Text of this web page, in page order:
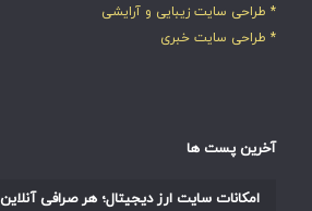
* طراحی سایت زیبایی و آرایشی
* طراحی سایت خبری
آخرین پست ها
امکانات سایت ارز دیجیتال؛ هر صرافی آنلاین